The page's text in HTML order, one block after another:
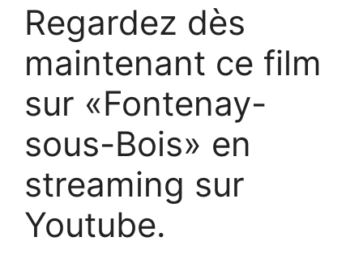
Regardez dès
maintenant ce film
sur «Fontenay-
sous-Bois» en
streaming sur
Youtube.